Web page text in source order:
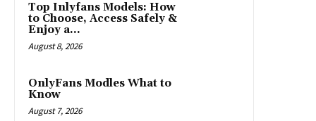
Top Inlyfans Models: How
to Choose, Access Safely &
Enjoy a...
August 8, 2026
OnlyFans Modles What to
Know
August 7, 2026